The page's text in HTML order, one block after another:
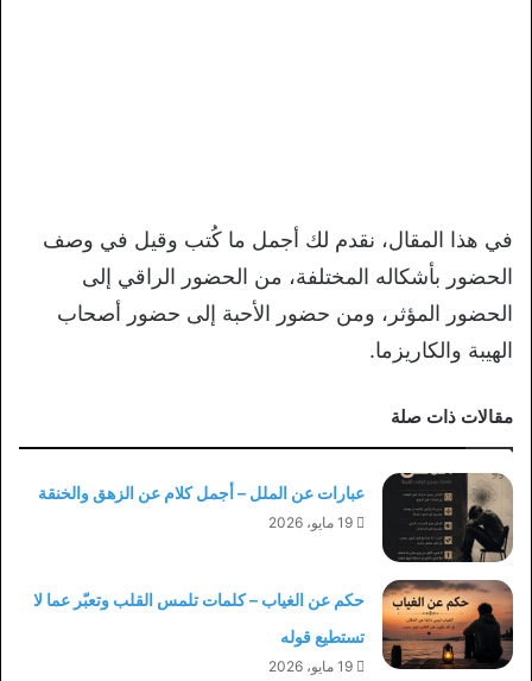
في هذا المقال، نقدم لك أجمل ما كُتب وقيل في وصف
الحضور بأشكاله المختلفة، من الحضور الراقي إلى
الحضور المؤثر، ومن حضور الأحبة إلى حضور أصحاب
الهيبة والكاريزما.
مقالات ذات صلة
عبارات عن الملل – أجمل كلام عن الزهق والخنقة
19 مايو، 2026
حكم عن الغياب – كلمات تلمس القلب وتعبّر عما لا
تستطيع قوله
19 مايو، 2026